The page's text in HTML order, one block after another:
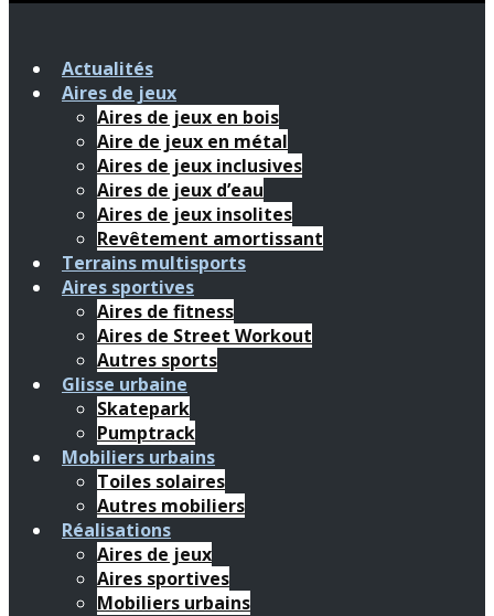
Actualités
Aires de jeux
Aires de jeux en bois
Aire de jeux en métal
Aires de jeux inclusives
Aires de jeux d’eau
Aires de jeux insolites
Revêtement amortissant
Terrains multisports
Aires sportives
Aires de fitness
Aires de Street Workout
Autres sports
Glisse urbaine
Skatepark
Pumptrack
Mobiliers urbains
Toiles solaires
Autres mobiliers
Réalisations
Aires de jeux
Aires sportives
Mobiliers urbains